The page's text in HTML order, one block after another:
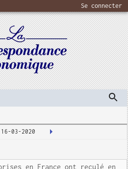
Se connecter
16-03-2020
en France ont reculé en